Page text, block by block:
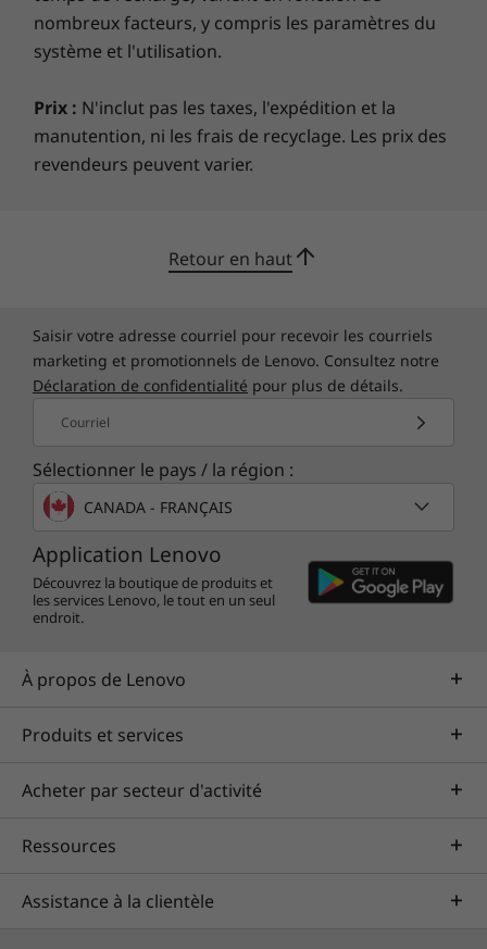
Profitez d'avoir plus pour travailler et
En tant qu’écran large, le ThinkBook Plus de 3e
génération excelle tout simplement. Plus de
deux fois la largeur de sa hauteur, l’écran 3k de
pixels, 400 nits de luminosité et Dolby Vision
Eyesafe
® et est plus facile pour les yeux.
sur l’écran principal époustouflant tout en
Vous pouvez même diffuser les jeux en direct
nombreux facteurs, y compris les paramètres du
système et l'utilisation.
Prix : N'inclut pas les taxes, l'expédition et la
manutention, ni les frais de recyclage. Les prix des
revendeurs peuvent varier.
Retour en haut
Saisir votre adresse courriel pour recevoir les courriels
marketing et promotionnels de Lenovo. Consultez notre
Déclaration de confidentialité pour plus de détails.
Courriel
Sélectionner le pays / la région :
CANADA - FRANÇAIS
Application Lenovo
Découvrez la boutique de produits et
les services Lenovo, le tout en un seul
endroit.
À propos de Lenovo
Produits et services
Acheter par secteur d'activité
Ressources
Assistance à la clientèle